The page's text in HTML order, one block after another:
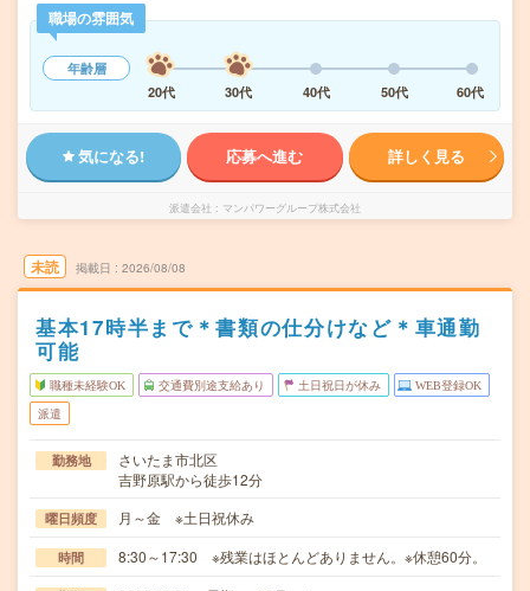
職場の雰囲気
年齢層
20代
30代 40代 50代 60代
気になる! 応募へ進む 詳しく見る
派遣会社 マンパワーグループ株式会社
未読 掲載日 2026/08/08
基本17時半まで＊書類の仕分けなど＊車通勤
可能
職種未経験OK 交通費別途支給あり 土日祝日が休み WEB登録OK
派遣
勤務地
さいたま市北区
吉野原駅から徒歩12分
曜日頻度 月～金 ※土日祝休み
時間 8:30～17:30 ※残業はほとんどありません。※休憩60分。